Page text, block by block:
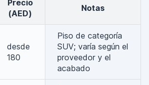
Precio
(AED)
Notas
desde
180
Piso de categoría
SUV; varía según el
proveedor y el
acabado